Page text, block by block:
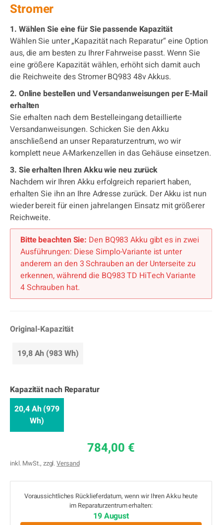
Stromer
1. Wählen Sie eine für Sie passende Kapazität
Wählen Sie unter „Kapazität nach Reparatur“ eine Option
aus, die am besten zu Ihrer Fahrweise passt. Wenn Sie
eine größere Kapazität wählen, erhöht sich damit auch
die Reichweite des Stromer BQ983 48v Akkus.
2. Online bestellen und Versandanweisungen per E-Mail
erhalten
Sie erhalten nach dem Bestelleingang detaillierte
Versandanweisungen. Schicken Sie den Akku
anschließend an unser Reparaturzentrum, wo wir
komplett neue A-Markenzellen in das Gehäuse einsetzen.
3. Sie erhalten Ihren Akku wie neu zurück
Nachdem wir Ihren Akku erfolgreich repariert haben,
erhalten Sie ihn an Ihre Adresse zurück. Der Akku ist nun
wieder bereit für einen jahrelangen Einsatz mit größerer
Reichweite.
Bitte beachten Sie: Den BQ983 Akku gibt es in zwei
Ausführungen: Diese Simplo-Variante ist unter
anderem an den 3 Schrauben an der Unterseite zu
erkennen, während die BQ983 TD HiTech Variante
4 Schrauben hat.
Original-Kapazität
19,8 Ah (983 Wh)
Kapazität nach Reparatur
20,4 Ah (979
Wh)
784,00 €
inkl. MwSt., zzgl.Versand
Voraussichtliches Rücklieferdatum, wenn wir Ihren Akku heute
im Reparaturzentrum erhalten:
19 August